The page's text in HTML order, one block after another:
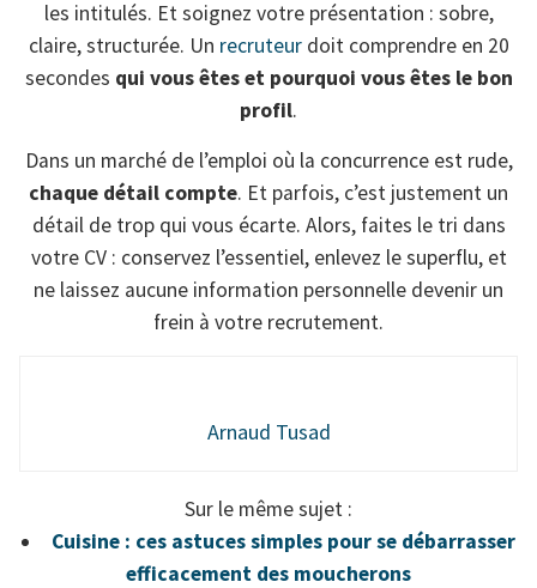
les intitulés. Et soignez votre présentation : sobre,
claire, structurée. Un recruteurdoit comprendre en 20
secondes qui vous êtes et pourquoi vous êtes le bon
profil.
Dans un marché de l’emploi où la concurrence est rude,
chaque détail compte. Et parfois, c’est justement un
détail de trop qui vous écarte. Alors, faites le tri dans
votre CV : conservez l’essentiel, enlevez le superflu, et
ne laissez aucune information personnelle devenir un
frein à votre recrutement.
Arnaud Tusad
Sur le même sujet :
Cuisine : ces astuces simples pour se débarrasser
efficacement des moucherons